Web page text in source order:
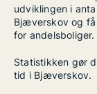
udviklingen i
Bjæverskov og
for andelsboliger.
Statistikken gør
tid i Bjæverskov.